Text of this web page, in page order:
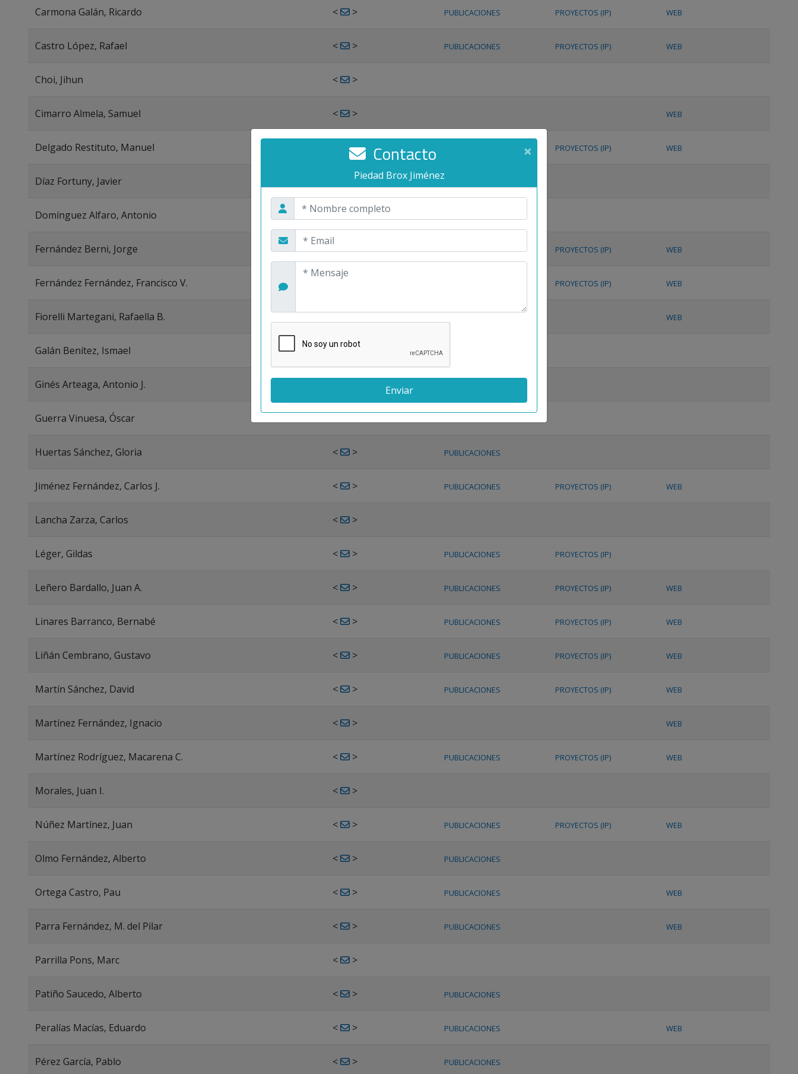
×
Contacto
Piedad Brox Jiménez
Carmona Galán, Ricardo < > PUBLICACIONES PROYECTOS (IP) WEB
Castro López, Rafael < > PUBLICACIONES PROYECTOS (IP) WEB
Choi, Jihun < >
Cimarro Almela, Samuel < > WEB
Delgado Restituto, Manuel > PROYECTOS (IP) WEB
Díaz Fortuny, Javier >
Domínguez Alfaro, Antonio < >
Fernández Berni, Jorge < > PUBLICACIONES PROYECTOS (IP) WEB
Fernández Fernández, Francisco V. PROYECTOS (IP) WEB
Fiorelli Martegani, Rafaella B. < > WEB
Galán Benítez, Ismael < >
Ginés Arteaga, Antonio J.
Guerra Vinuesa, Óscar
Huertas Sánchez, Gloria < > PUBLICACIONES
Jiménez Fernández, Carlos J. < > PUBLICACIONES PROYECTOS (IP) WEB
Lancha Zarza, Carlos < >
Léger, Gildas < > PUBLICACIONES PROYECTOS (IP)
Leñero Bardallo, Juan A. < > PUBLICACIONES PROYECTOS (IP) WEB
Linares Barranco, Bernabé < > PUBLICACIONES PROYECTOS (IP) WEB
Liñán Cembrano, Gustavo < > PUBLICACIONES PROYECTOS (IP) WEB
Martín Sánchez, David < > PUBLICACIONES PROYECTOS (IP) WEB
Martínez Fernández, Ignacio < > WEB
Martínez Rodríguez, Macarena C. < > PUBLICACIONES PROYECTOS (IP) WEB
Morales, Juan I. < >
Núñez Martínez, Juan < > PUBLICACIONES PROYECTOS (IP) WEB
Olmo Fernández, Alberto < > PUBLICACIONES
Ortega Castro, Pau < > PUBLICACIONES WEB
Parra Fernández, M. del Pilar < > PUBLICACIONES WEB
Parrilla Pons, Marc < >
Patiño Saucedo, Alberto < > PUBLICACIONES
Peralías Macías, Eduardo < > PUBLICACIONES WEB
Pérez García, Pablo < > PUBLICACIONES